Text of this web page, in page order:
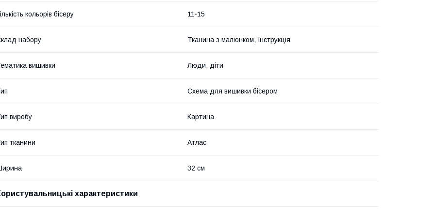
кольорів бісеру 11-15
набору Тканина з малюнком, Інструкція
вишивки Люди, діти
Схема для вишивки бісером
виробу Картина
тканини Атлас
32 см
характеристики